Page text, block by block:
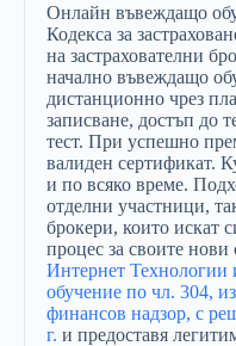
застрахователни
брокери
количество
Онлайн въвеждащо
Кодекса за
на застрахователни
начално въвеждащо
дистанционно чрез
записване, достъп до
тест. При успешно
валиден сертификат.
и по всяко време.
отделни участници,
брокери, които искат
процес за своите
Интернет Технологии
обучение по чл. 304,
финансов надзор, с
г. и предоставя